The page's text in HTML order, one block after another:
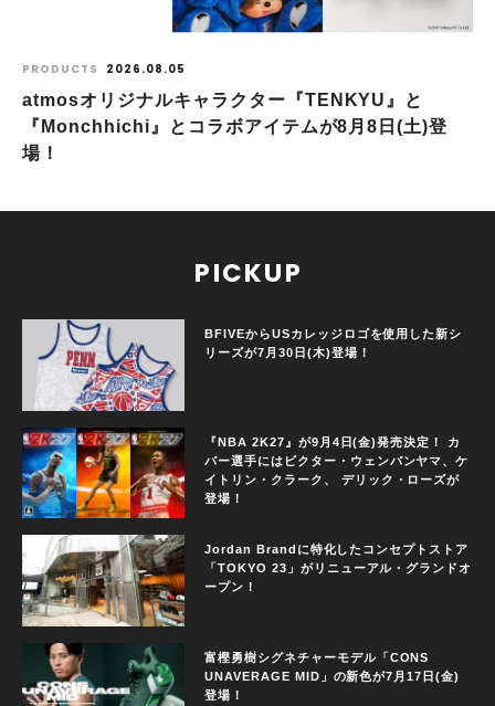
PRODUCTS 2026.08.05
atmosオリジナルキャラクター『TENKYU』と
『Monchhichi』とコラボアイテムが8月8日(土)登
場！
PICKUP
BFIVEからUSカレッジロゴを使用した新シ
リーズが7月30日(木)登場！
『NBA 2K27』が9月4日(金)発売決定！ カ
バー選手にはビクター・ウェンバンヤマ、ケ
イトリン・クラーク、 デリック・ローズが
登場！
Jordan Brandに特化したコンセプトストア
「TOKYO 23」がリニューアル・グランドオ
ープン！
富樫勇樹シグネチャーモデル「CONS
UNAVERAGE MID」の新色が7月17日(金)
登場！